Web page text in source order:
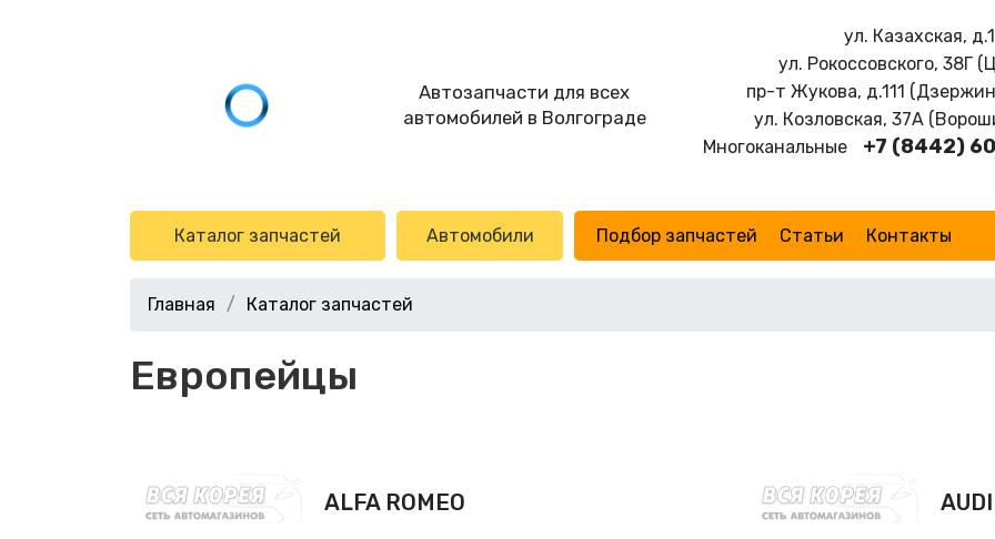
Автозапчасти для всех
автомобилей в Волгограде
ул. Казахская,
ул. Рокоссовского, 38Г
пр-т Жукова, д.111
ул. Козловская, 37А
Многоканальные +7 (8442)
Каталог запчастей Автомобили Подбор запчастей Статьи Контакты
Главная Каталог запчастей
Европейцы
ALFA ROMEO AUDI